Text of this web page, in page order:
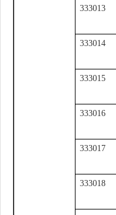
333013
333014
333015
333016
333017
333018